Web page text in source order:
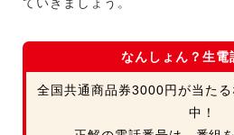
なんしょん？生電
全国共通商品券3000円が当た
中！